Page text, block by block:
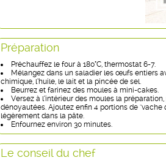
Préparation
Préchauffez le four à 180°C, thermostat 6-7.
Mélangez dans un saladier les œufs entiers
chimique, l’huile, le lait et la pincée de sel.
Beurrez et farinez des moules à mini-cakes.
Versez à l’intérieur des moules la
dénoyautées. Ajoutez enfin 4 portions de
légèrement dans la pâte.
Enfournez environ 30 minutes.
Le conseil du chef